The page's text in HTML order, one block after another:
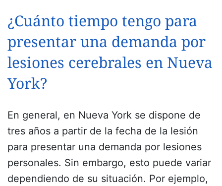
¿Cuánto tiempo tengo para
presentar una demanda por
lesiones cerebrales en Nueva
York?
En general, en Nueva York se dispone de
tres años a partir de la fecha de la lesión
para presentar una demanda por lesiones
personales. Sin embargo, esto puede variar
dependiendo de su situación. Por ejemplo,